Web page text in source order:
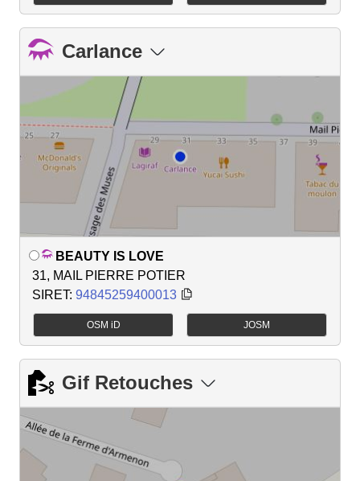
Carlance
BEAUTY IS LOVE
31, MAIL PIERRE POTIER
SIRET: 94845259400013
OSM iD JOSM
Gif Retouches